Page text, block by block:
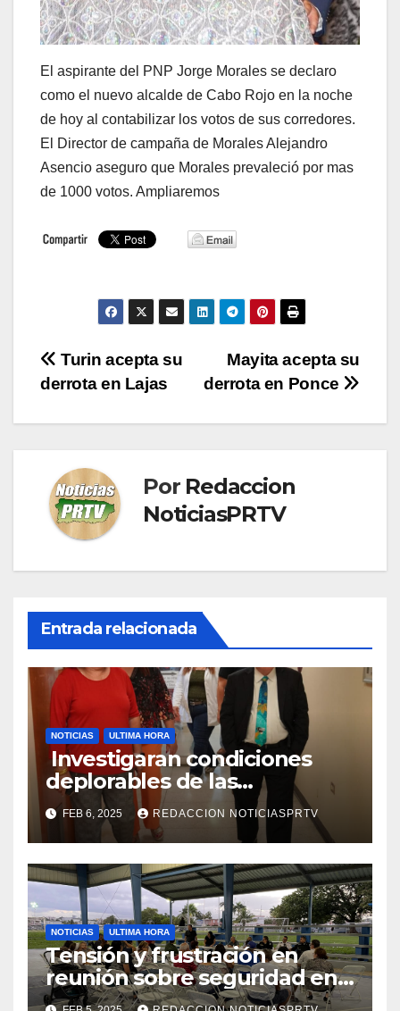
El aspirante del PNP Jorge Morales se declaro
como el nuevo alcalde de Cabo Rojo en la noche
de hoy al contabilizar los votos de sus corredores.
El Director de campaña de Morales Alejandro
Asencio aseguro que Morales prevaleció por mas
de 1000 votos. Ampliaremos
Navegación
Mayita acepta su
derrota en Ponce
Turin acepta su
derrota en Lajas
Por Redaccion
NoticiasPRTV
Entrada relacionada
NOTICIAS ULTIMA HORA
Investigaran condiciones
deplorables de las
facilidades el Departamento
de la Salud en Mayagüez
FEB 6, 2025 REDACCION NOTICIASPRTV
NOTICIAS ULTIMA HORA
Tensión y frustración en
reunión sobre seguridad en
Reparto Metropolitano